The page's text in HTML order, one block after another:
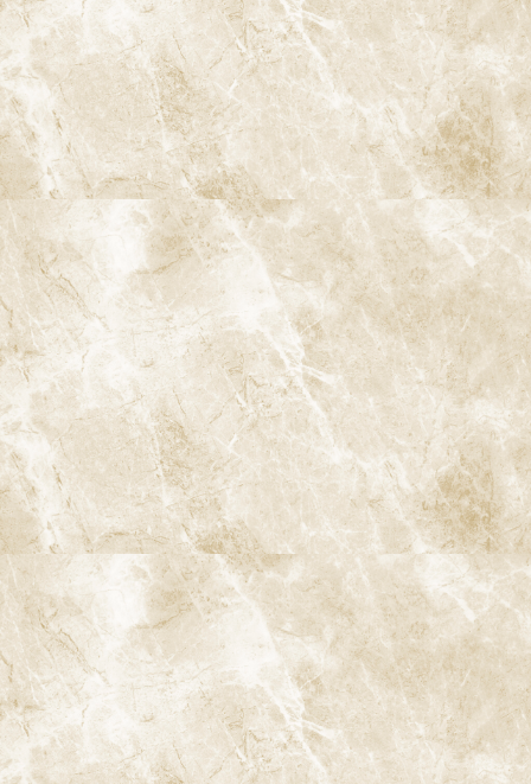
阿佐ヶ谷ことぶき歯科・矯正歯科
阿佐ヶ谷の歯医者「阿佐ヶ谷ことぶき歯科・矯正歯科」は、JR中
央線(快速)「阿佐ケ谷駅」徒歩0分 / JR中央/総武線「阿佐ケ谷駅」
徒歩0分 / 東京メトロ丸ノ内線「南阿佐ケ谷駅」徒歩8分の、駅す
ぐでとても通いやすい場所にある歯医者です。杉並区や中野区、新
宿、東京都内、隣接県や遠方からも患者様に来院頂きやすい環境
といえます。